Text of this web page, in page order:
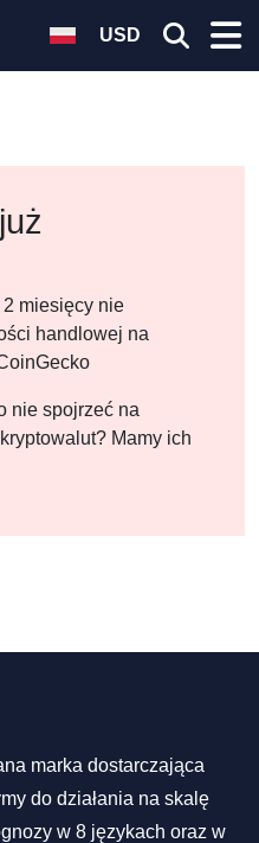
USD
miesięcy nie
handlowej na
nie spojrzeć na
Mamy ich
marka dostarczająca
do działania na skalę
w 8 językach oraz w